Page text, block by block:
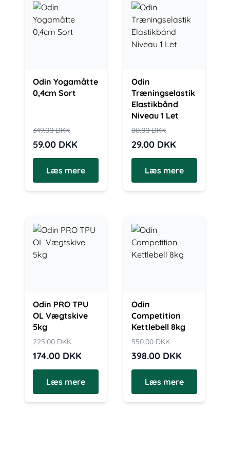
Odin Yogamåtte
0,4cm Sort
349.00DKK
59.00 DKK
Læs mere
Odin
Træningselastik
Elastikbånd
Niveau 1 Let
80.00DKK
29.00 DKK
Læs mere
Odin PRO TPU
OL Vægtskive
5kg
225.00DKK
174.00 DKK
Læs mere
Odin
Competition
Kettlebell 8kg
550.00DKK
398.00 DKK
Læs mere